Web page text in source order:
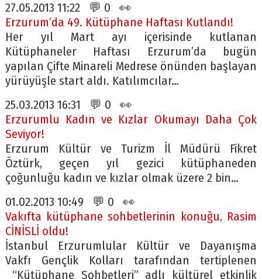
27.05.2013 11:22 💬 0 👀
Erzurum’da 49. Kütüphane Haftası Kutlandı!
Her yıl Mart ayı içerisinde kutlanan
Kütüphaneler Haftası Erzurum’da bugün
yapılan Çifte Minareli Medrese önünden başlayan
yürüyüşle start aldı. Katılımcılar…
25.03.2013 16:31 💬 0 👀
Erzurumlu Kadın ve Kızlar Okumayı Daha Çok
Seviyor!
Erzurum Kültür ve Turizm İl Müdürü Fikret
Öztürk, geçen yıl gezici kütüphaneden
çoğunluğu kadın ve kızlar olmak üzere 2 bin…
01.02.2013 10:49 💬 0 👀
Vakıfta kütüphane sohbetlerinin konuğu, Rasim
CİNİSLİ oldu!
İstanbul Erzurumlular Kültür ve Dayanışma
Vakfı Gençlik Kolları tarafından tertiplenen
“Kütüphane Sohbetleri” adlı kültürel etkinlik